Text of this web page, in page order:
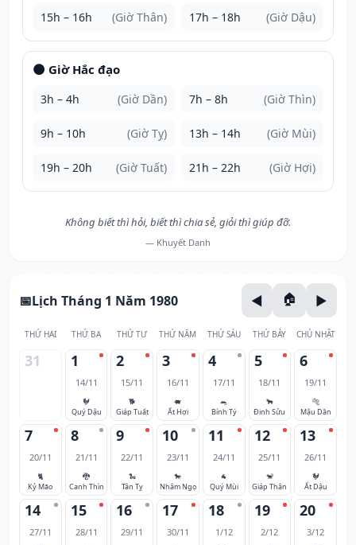
15h – 16h (Giờ Thân) 17h – 18h (Giờ Dậu)
🌑 Giờ Hắc đạo
3h – 4h (Giờ Dần) 7h – 8h (Giờ Thìn)
9h – 10h (Giờ Tỵ) 13h – 14h (Giờ Mùi)
19h – 20h (Giờ Tuất) 21h – 22h (Giờ Hợi)
Không biết thì hỏi, biết thì chia sẻ, giỏi thì giúp đỡ.
— Khuyết Danh
Lịch Tháng 1 Năm 1980
THỨ HAI THỨ BA THỨ TƯ THỨ NĂM THỨ SÁU THỨ BẢY CHỦ NHẬT
31 1
14/11
🐓
Quý Dậu
2
15/11
🐕
Giáp Tuất
3
16/11
🐖
Ất Hợi
4
17/11
🐀
Bính Tý
5
18/11
🐂
Đinh Sửu
6
19/11
🐅
Mậu Dần
7
20/11
🐈
Kỷ Mão
8
21/11
🐉
Canh Thìn
9
22/11
🐍
Tân Tỵ
10
23/11
🐎
Nhâm Ngọ
11
24/11
🐐
Quý Mùi
12
25/11
🐒
Giáp Thân
13
26/11
🐓
Ất Dậu
14
27/11
15
28/11
16
29/11
17
30/11
18
1/12
19
2/12
20
3/12